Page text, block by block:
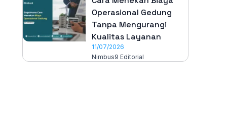
Operasional Gedung
Tanpa Mengurangi
Kualitas Layanan
11/07/2026
Nimbus9 Editorial